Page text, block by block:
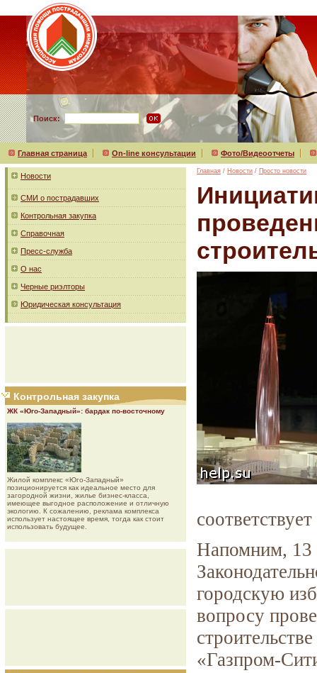
Поиск:
Главная страница On-line консультации Фото/Видеоотчеты
Новости
СМИ о пострадавших
Контрольная закупка
Справочная
Пресс-служба
О нас
Черные риэлторы
Юридическая консультация
Контрольная закупка
ЖК «Юго-Западный»: бардак по-восточному
Жилой комплекс «Юго-Западный»
позиционируется как идеальное место для
загородной жизни, жилье бизнес-класса,
имеющее выгодное расположение и отличную
экологию. К сожалению, реклама комплекса
использует настоящее время, тогда как стоит
использовать будущее.
Главная / Новости / Просто новости
Напомним, 13
городскую
вопросу
«Газпром-